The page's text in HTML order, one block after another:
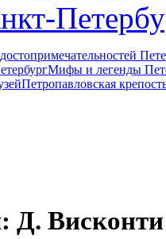
Мифы и легенды
Петропавловская
Д. Висконти